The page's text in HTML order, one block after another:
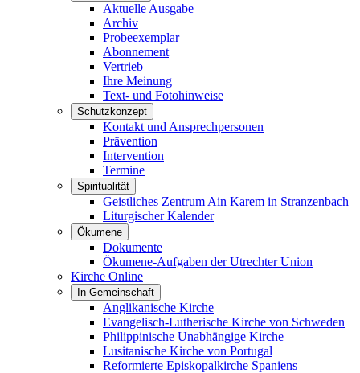
Aktuelle Ausgabe
Archiv
Probeexemplar
Abonnement
Vertrieb
Ihre Meinung
Text- und Fotohinweise
Schutzkonzept
Kontakt und Ansprechpersonen
Prävention
Intervention
Termine
Spiritualität
Geistliches Zentrum Ain Karem in Stranzenbach
Liturgischer Kalender
Ökumene
Dokumente
Ökumene-Aufgaben der Utrechter Union
Kirche Online
In Gemeinschaft
Anglikanische Kirche
Evangelisch-Lutherische Kirche von Schweden
Philippinische Unabhängige Kirche
Lusitanische Kirche von Portugal
Reformierte Episkopalkirche Spaniens